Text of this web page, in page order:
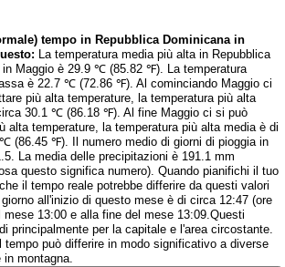
tempo in Repubblica Dominicana in
La temperatura media più alta in Repubblica
in Maggio è 29.9 ℃ (85.82 ℉). La temperatura
è 22.7 ℃ (72.86 ℉). Al cominciando Maggio ci
più alta temperature, la temperatura più alta
30.1 ℃ (86.18 ℉). Al fine Maggio ci si può
alta temperature, la temperatura più alta media è di
(86.45 ℉). Il numero medio di giorni di pioggia in
La media delle precipitazioni è 191.1 mm
questo significa numero). Quando pianifichi il tuo
il tempo reale potrebbe differire da questi valori
all'inizio di questo mese è di circa 12:47 (ore
13:00 e alla fine del mese 13:09.Questi
principalmente per la capitale e l'area circostante.
tempo può differire in modo significativo a diverse
montagna.